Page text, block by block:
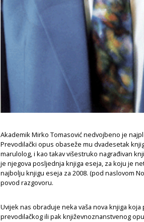
Akademik Mirko Tomasović nedvojbeno je
Prevodilački opus obaseže mu dvadesetak
marulolog, i kao takav višestruko nagrađivan
je njegova posljednja knjiga eseja, za koju je
najbolju knjigu eseja za 2008. (pod naslovom
povod razgovoru.
Uvijek nas obraduje neka vaša nova knjiga
prevodilačkog ili pak književnoznanstvenog